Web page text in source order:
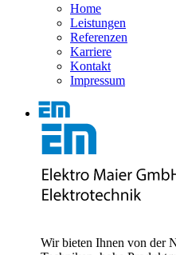
Home
Leistungen
Referenzen
Karriere
Kontakt
Impressum
Wir bieten Ihnen von der